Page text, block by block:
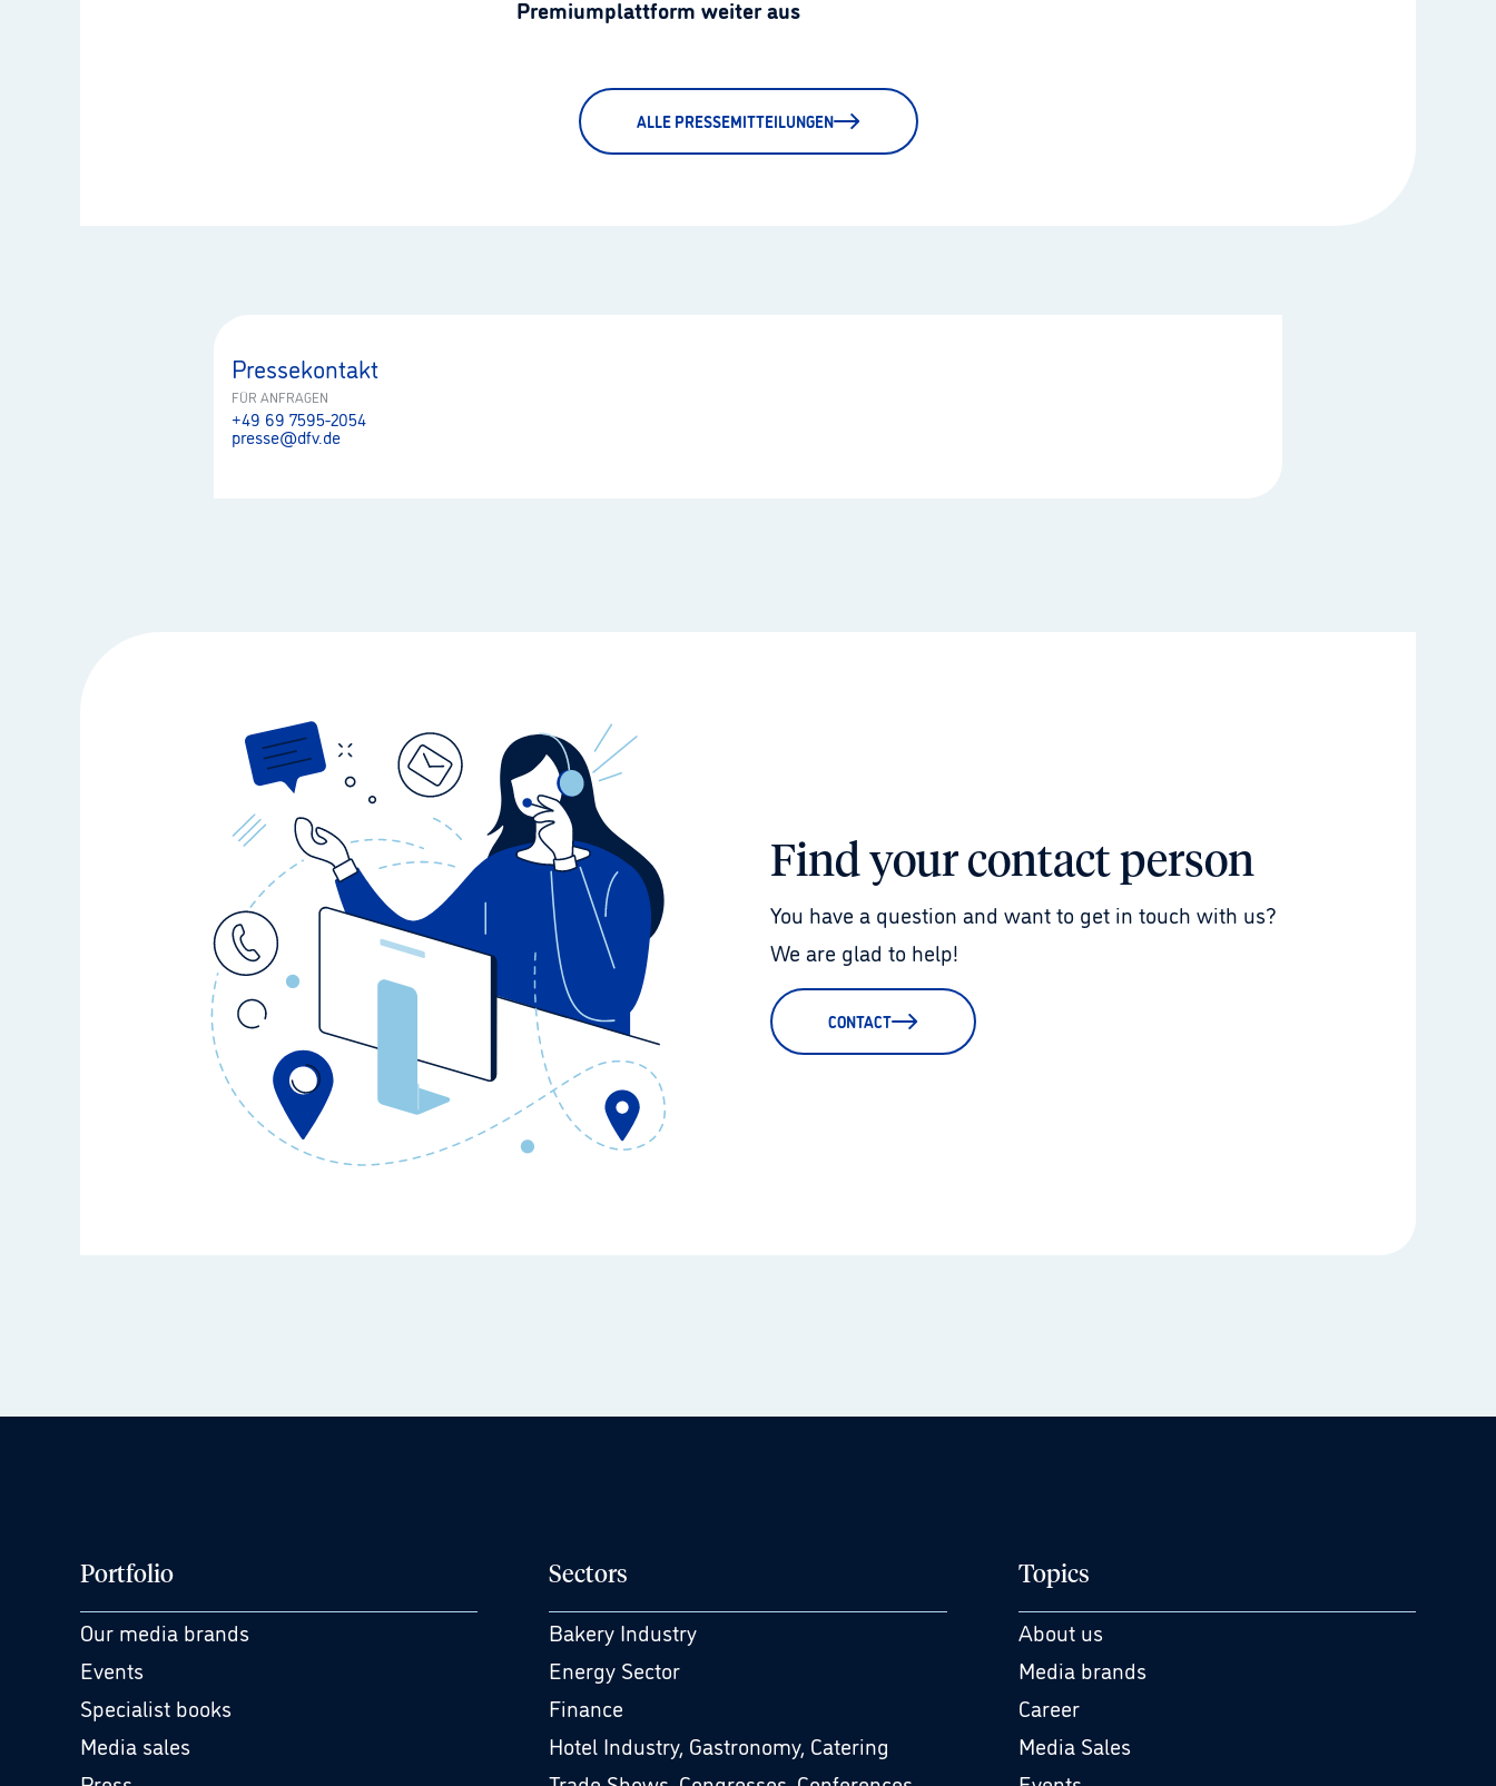
Premiumplattform weiter aus
ALLE PRESSEMITTEILUNGEN
Pressekontakt
FÜR ANFRAGEN
+49 69 7595-2054
presse@dfv.de
Find your contact person
You have a question and want to get in touch with us?
We are glad to help!
CONTACT
Portfolio
Our media brands
Events
Specialist books
Media sales
Sectors
Bakery Industry
Energy Sector
Finance
Hotel Industry, Gastronomy, Catering
Topics
About us
Media brands
Career
Media Sales